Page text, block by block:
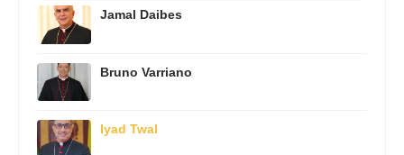
Jamal Daibes
Bruno Varriano
Iyad Twal